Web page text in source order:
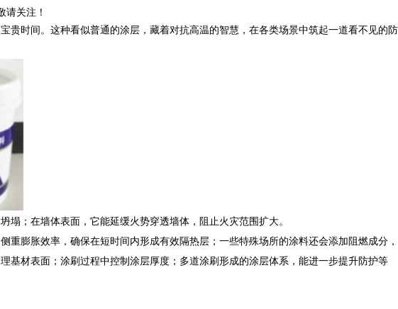
关注！
时间。这种看似普通的涂层，藏着对抗高温的智慧，在各类场景中筑起一道看不见的防
；在墙体表面，它能延缓火势穿透墙体，阻止火灾范围扩大。
膨胀效率，确保在短时间内形成有效隔热层；一些特殊场所的涂料还会添加阻燃成分，
材表面；涂刷过程中控制涂层厚度；多道涂刷形成的涂层体系，能进一步提升防护等